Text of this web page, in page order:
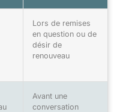
Lors de remises
en question ou de
désir de
renouveau
Avant une
conversation